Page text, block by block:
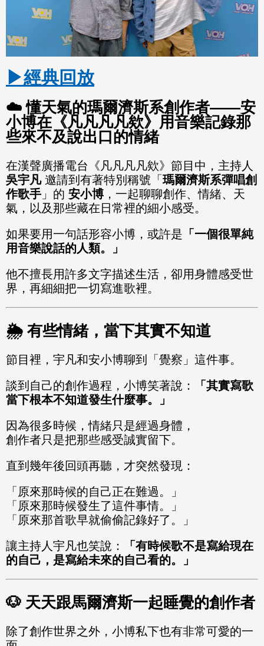
▶經典回放
☁️ 懂天氣的瑪爾濟斯系創作者——安
小博在《凡凡凡凡欸》用音樂記錄那
些來不及說出口的情緒
在漢聲廣播電台《凡凡凡凡欸》節目中，主持人
吳宇凡邀請到有著特別稱號「 瑪爾濟斯系彈唱創
作歌手 」的 安小博 ，一起聊聊創作、情緒、天
氣，以及那些藏在日常裡的細小感受。
如果要用一句話形容小博，或許是 「一個很單純
用音樂說話的人類。」
他不擅長用許多文字描述生活，卻用身體感受世
界，再細細把一切寫進歌裡。
🌦️ 有些情緒，當下其實不知道
節目裡，宇凡和安小博聊到「覺察」這件事。
談到自己的創作過程，小博笑著說：
「其實寫歌
當下根本不知道發生什麼事。」
因為很多時候，情緒只是經過身體，
創作者只是把那些感受誠實留下。
直到幾年後回頭再聽，才突然發現：
「原來那時候的自己正在難過。」
「原來那時候發生了這件事情。」
「原來那首歌早就偷偷記錄好了。」
讓主持人宇凡也笑說：
「有時候歌不是寫給現在
的自己，是寫給未來的自己看的。」
🐶 天天跟馬爾濟斯一起睡覺的創作者
除了創作世界之外，小博私下也有非常可愛的一